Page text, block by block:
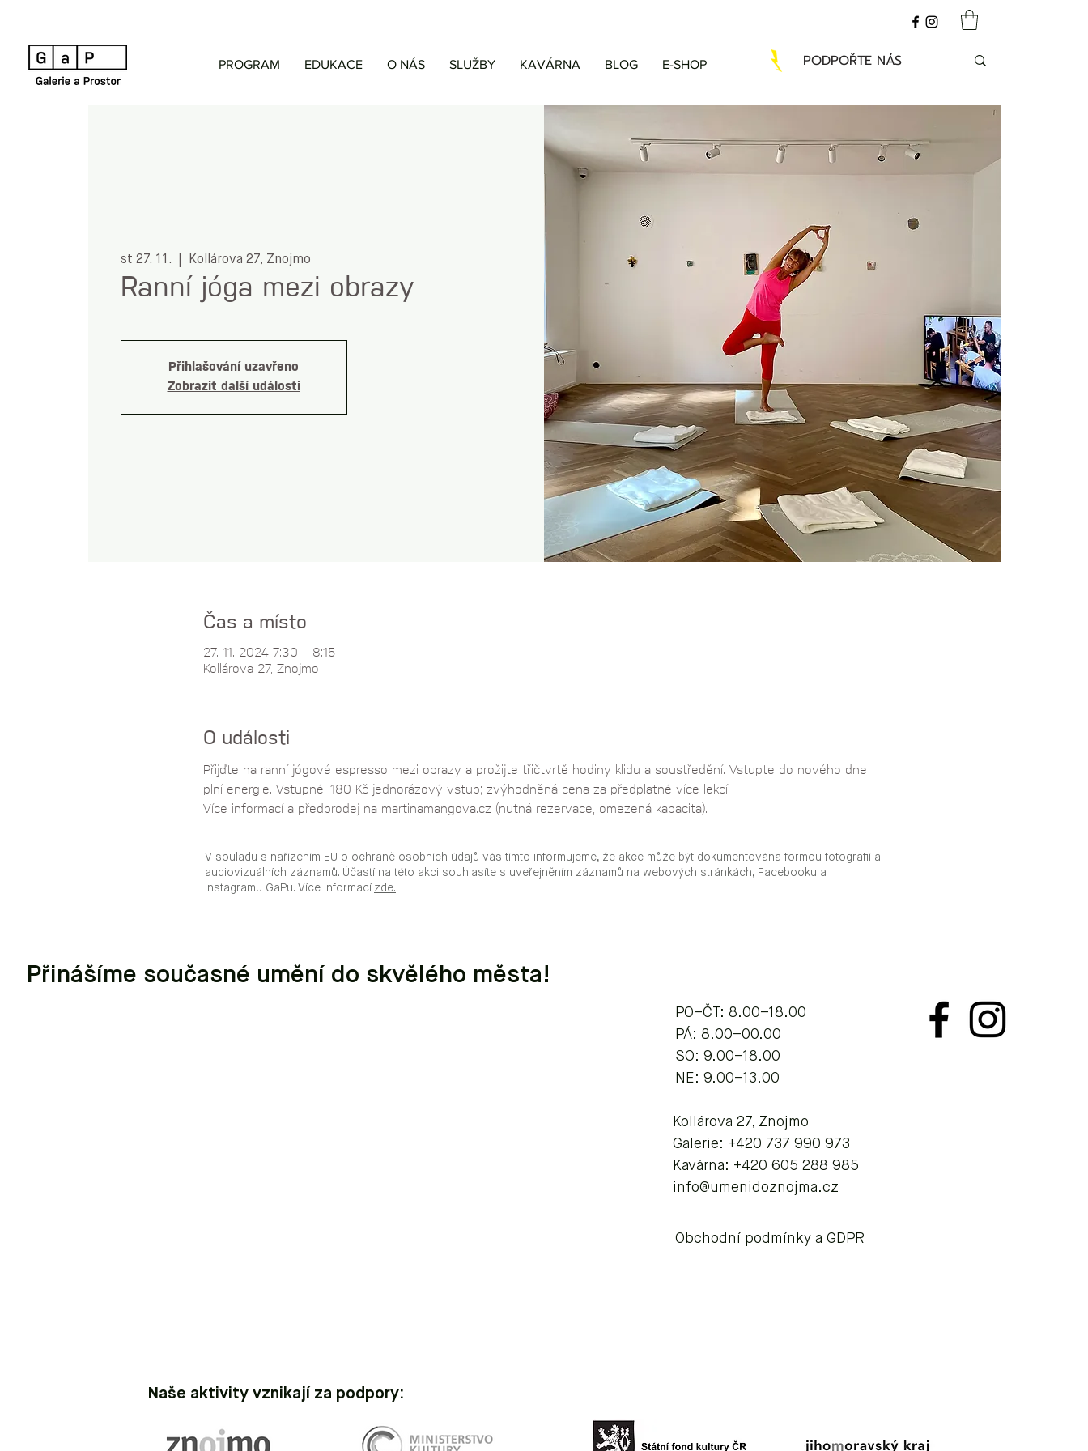
PROGRAM EDUKACE O NÁS SLUŽBY KAVÁRNA BLOG E-SHOP PODPOŘTE NÁS
st 27. 11. Kollárova 27, Znojmo
Ranní jóga mezi obrazy
Přihlašování uzavřeno
Zobrazit další události
Čas a místo
27. 11. 2024 7:30 – 8:15
Kollárova 27, Znojmo
O události
Přijďte na ranní jógové espresso mezi obrazy a prožijte třičtvrtě hodiny klidu a soustředění. Vstupte do nového dne
plní energie. Vstupné: 180 Kč jednorázový vstup; zvýhodněná cena za předplatné více lekcí.
Více informací a předprodej na martinamangova.cz (nutná rezervace, omezená kapacita).
V souladu s nařízením EU o ochraně osobních údajů vás tímto informujeme, že akce může být dokumentována formou fotografií a
audiovizuálních záznamů. Účastí na této akci souhlasíte s uveřejněním záznamů na webových stránkách, Facebooku a
Instagramu GaPu. Více informací zde.
Přinášíme současné umění do skvělého města!
PO–ČT: 8.00–18.00
​​​PÁ: 8.00–00.00
SO: 9.00–18.00
NE: 9.00–13.00
Kollárova 27, Znojmo
Galerie: +420 737 990 973
Kavárna: +420 605 288 985
info@umenidoznojma.cz
Obchodní podmínky a GDPR
Naše aktivity vznikají za podpory: